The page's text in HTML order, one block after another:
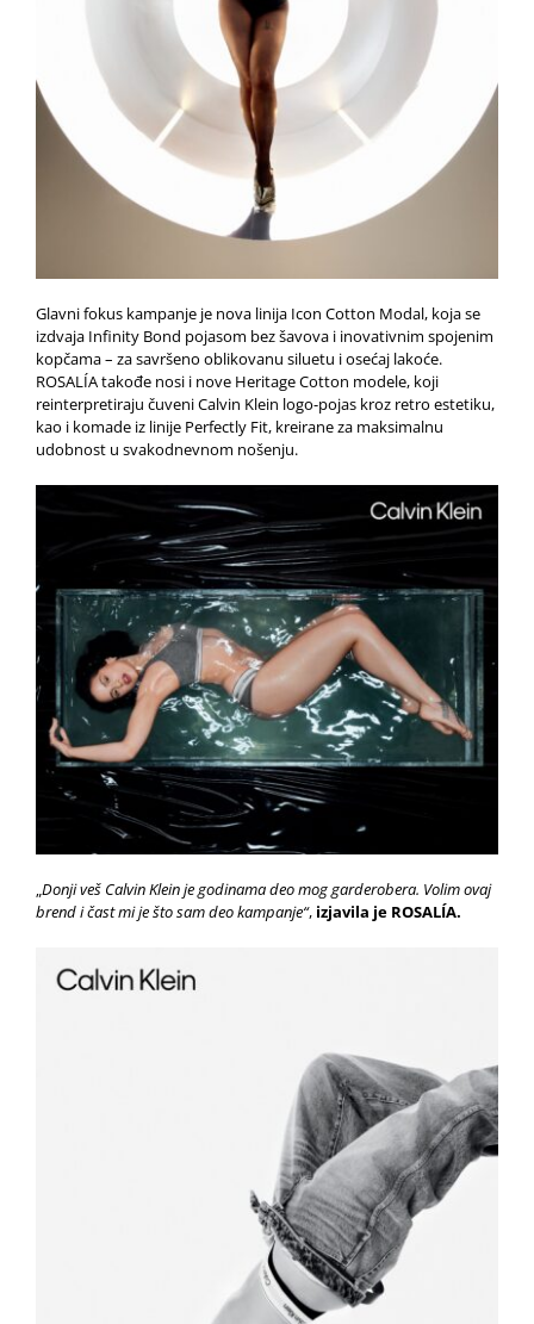
Glavni fokus kampanje je nova linija Icon Cotton Modal, koja se
izdvaja Infinity Bond pojasom bez šavova i inovativnim spojenim
kopčama – za savršeno oblikovanu siluetu i osećaj lakoće.
ROSALÍA takođe nosi i nove Heritage Cotton modele, koji
reinterpretiraju čuveni Calvin Klein logo-pojas kroz retro estetiku,
kao i komade iz linije Perfectly Fit, kreirane za maksimalnu
udobnost u svakodnevnom nošenju.
„Donji veš Calvin Klein je godinama deo mog garderobera. Volim ovaj
brend i čast mi je što sam deo kampanje“, izjavila je ROSALÍA.